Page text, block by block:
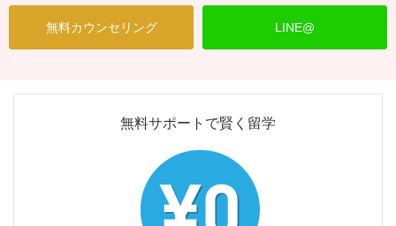
無料カウンセリング LINE@
無料サポートで賢く留学